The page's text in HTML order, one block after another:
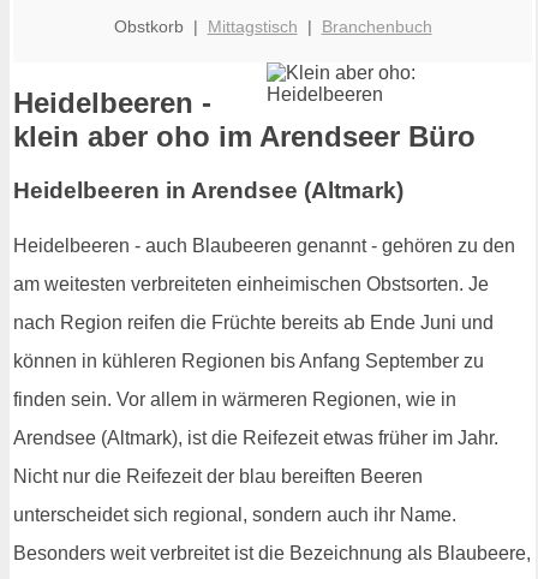
Obstkorb | Mittagstisch | Branchenbuch
Heidelbeeren -
klein aber oho im Arendseer Büro
Heidelbeeren in Arendsee (Altmark)
Heidelbeeren - auch Blaubeeren genannt - gehören zu den
am weitesten verbreiteten einheimischen Obstsorten. Je
nach Region reifen die Früchte bereits ab Ende Juni und
können in kühleren Regionen bis Anfang September zu
finden sein. Vor allem in wärmeren Regionen, wie in
Arendsee (Altmark), ist die Reifezeit etwas früher im Jahr.
Nicht nur die Reifezeit der blau bereiften Beeren
unterscheidet sich regional, sondern auch ihr Name.
Besonders weit verbreitet ist die Bezeichnung als Blaubeere,